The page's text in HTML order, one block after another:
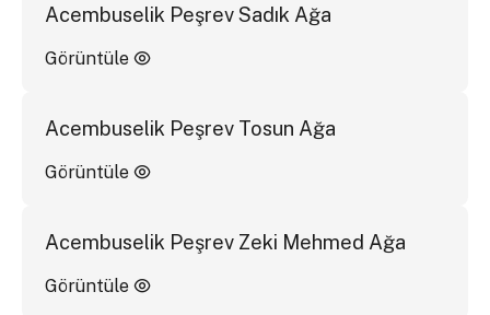
Acembuselik Peşrev Sadık Ağa
Görüntüle
Acembuselik Peşrev Tosun Ağa
Görüntüle
Acembuselik Peşrev Zeki Mehmed Ağa
Görüntüle